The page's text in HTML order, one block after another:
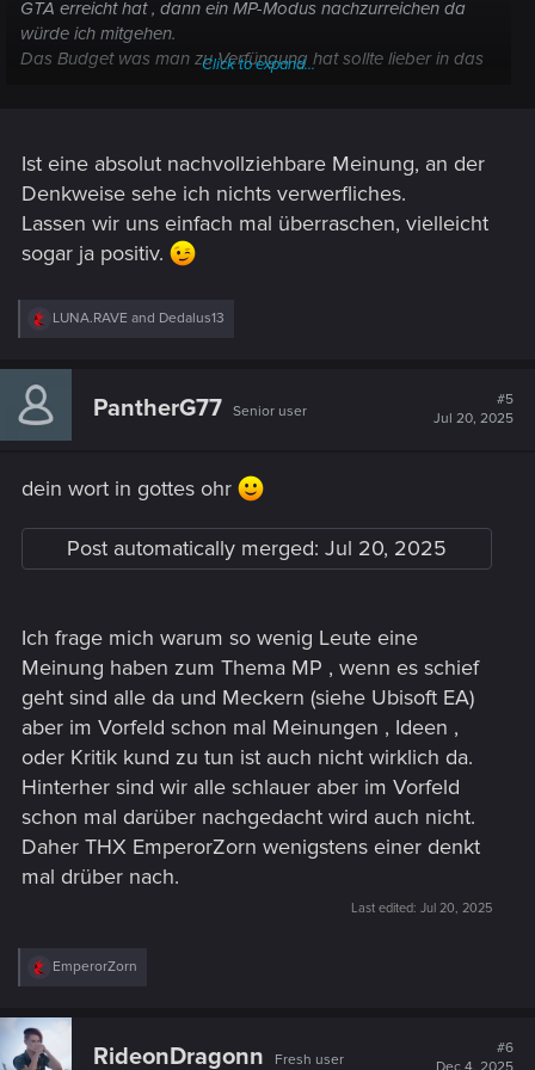
GTA erreicht hat , dann ein MP-Modus nachzurreichen da
würde ich mitgehen.
Das Budget was man zu Verfüngung hat sollte lieber in das
wieder nicht das wird was sich die Entwickler einst
Vorgenommen haben weil Res. abgezogen wurden. Kann
natürlich auch völlig falsch sein meine Denke
Click to expand...
Ist eine absolut nachvollziehbare Meinung, an der
Denkweise sehe ich nichts verwerfliches.
Lassen wir uns einfach mal überraschen, vielleicht
sogar ja positiv.
R
c
i
:
LUNA.RAVE and Dedalus13
PantherG77 Senior user
#5
Jul 20, 2025
dein wort in gottes ohr
Post automatically merged: Jul 20, 2025
Ich frage mich warum so wenig Leute eine
Meinung haben zum Thema MP , wenn es schief
geht sind alle da und Meckern (siehe Ubisoft EA)
aber im Vorfeld schon mal Meinungen , Ideen ,
oder Kritik kund zu tun ist auch nicht wirklich da.
Hinterher sind wir alle schlauer aber im Vorfeld
schon mal darüber nachgedacht wird auch nicht.
Daher THX EmperorZorn wenigstens einer denkt
mal drüber nach.
Last edited: Jul 20, 2025
R
c
i
EmperorZorn
RideonDragonn Fresh user
#6
Dec 4, 2025